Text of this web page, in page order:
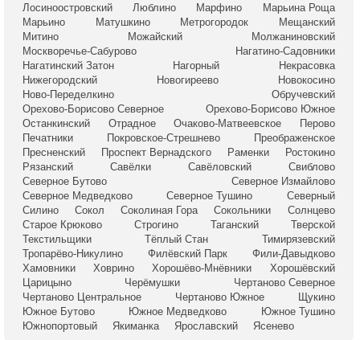
Лосиноостровский
Люблино Марфино
Марьина Роща
Марьино
Матушкино Метрогородок
Мещанский
Митино
Можайский
Молжаниновский
Москворечье-Сабурово
Нагатино-Садовники
Нагатинский Затон
Нагорный
Некрасовка
Нижегородский
Новогиреево
Новокосино
Ново-Переделкино
Обручевский
Орехово-Борисово Северное
Орехово-Борисово Южное
Останкинский
Отрадное Очаково-Матвеевское
Перово
Печатники
Покровское-Стрешнево
Преображенское
Пресненский
Проспект Вернадского Раменки
Ростокино
Рязанский
Савёлки Савёловский
Свиблово
Северное Бутово
Северное Измайлово
Северное Медведково
Северное Тушино
Северный
Силино
Сокол Соколиная Гора Сокольники
Солнцево
Старое Крюково
Строгино Таганский
Тверской
Текстильщики
Тёплый Стан
Тимирязевский
Тропарёво-Никулино
Филёвский Парк
Фили-Давыдково
Хамовники
Ховрино Хорошёво-Мнёвники
Хорошёвский
Царицыно
Черёмушки
Чертаново Северное
Чертаново Центральное
Чертаново Южное
Щукино
Южное Бутово
Южное Медведково
Южное Тушино
Южнопортовый
Якиманка Ярославский Ясенево